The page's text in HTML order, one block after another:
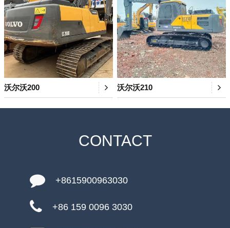
沃尔沃200 沃尔沃210
CONTACT
+8615900963030
+86 159 0096 3030